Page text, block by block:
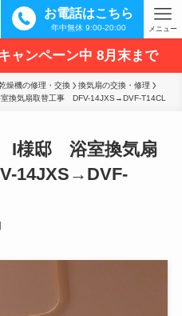
お電話はこちら
年中無休 9:00-20:00 メニュー
ャンペーン中 8月末まで
燥機の修理・交換
換気扇の交換・修理
換気扇取替工事　DFV-14JXS→DVF-T14CL
I様邸 浴室換気扇
14JXS→DVF-